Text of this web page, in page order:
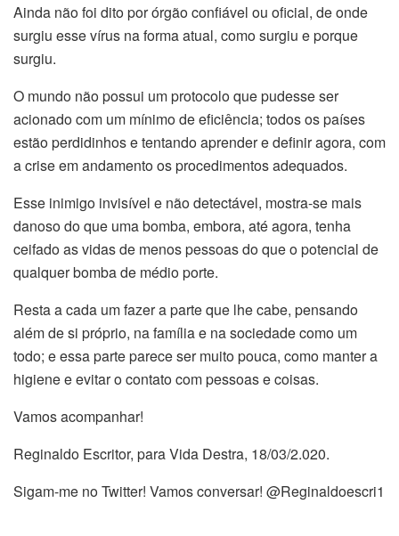
Ainda não foi dito por órgão confiável ou oficial, de onde
surgiu esse vírus na forma atual, como surgiu e porque
surgiu.
O mundo não possui um protocolo que pudesse ser
acionado com um mínimo de eficiência; todos os países
estão perdidinhos e tentando aprender e definir agora, com
a crise em andamento os procedimentos adequados.
Esse inimigo invisível e não detectável, mostra-se mais
danoso do que uma bomba, embora, até agora, tenha
ceifado as vidas de menos pessoas do que o potencial de
qualquer bomba de médio porte.
Resta a cada um fazer a parte que lhe cabe, pensando
além de si próprio, na família e na sociedade como um
todo; e essa parte parece ser muito pouca, como manter a
higiene e evitar o contato com pessoas e coisas.
Vamos acompanhar!
Reginaldo Escritor, para Vida Destra, 18/03/2.020.
Sigam-me no Twitter! Vamos conversar! @Reginaldoescri1